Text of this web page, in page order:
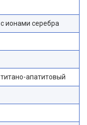
с ионами серебра
титано-апатитовый